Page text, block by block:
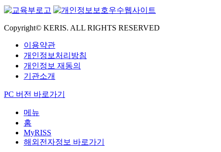
Copyright© KERIS. ALL RIGHTS RESERVED
이용약관
개인정보처리방침
개인정보 재동의
기관소개
PC 버전 바로가기
메뉴
홈
MyRISS
해외전자정보 바로가기